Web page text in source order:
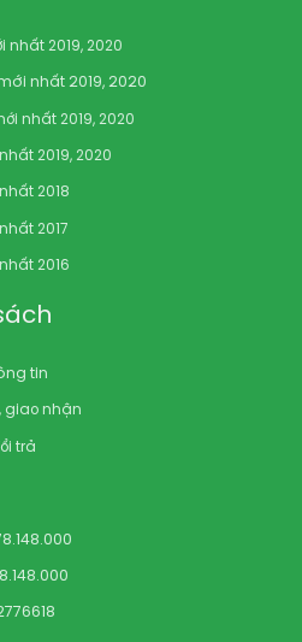
nhất 2019, 2020
nhất 2019, 2020
nhất 2019, 2020
2019, 2020
2018
2017
2016
tin
giao nhận
trả